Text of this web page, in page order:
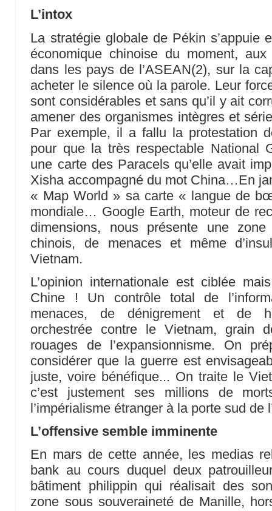
L’intox
La stratégie globale de Pékin s’appuie
économique chinoise du moment,
dans les pays de l’ASEAN(2), sur la
acheter le silence où la parole. Leur
sont considérables et sans qu’il y ait
amener des organismes intègres et
Par exemple, il a fallu la protestation
pour que la très respectable National
une carte des Paracels qu’elle avait
Xisha accompagné du mot China…En
« Map World » sa carte « langue de
mondiale… Google Earth, moteur de
dimensions, nous présente une
chinois, de menaces et même
Vietnam.
L’opinion internationale est ciblée
Chine ! Un contrôle total de
menaces, de dénigrement et de
orchestrée contre le Vietnam, grain
rouages de l’expansionnisme. On
considérer que la guerre est
juste, voire bénéfique... On traite le
c’est justement ses millions de
l’impérialisme étranger à la porte sud de
L’offensive semble imminente
En mars de cette année, les medias
bank au cours duquel deux
bâtiment philippin qui réalisait des
zone sous souveraineté de Manille,